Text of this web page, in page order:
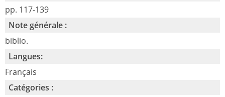
pp. 117-139
Note générale :
biblio.
Langues:
Français
Catégories :